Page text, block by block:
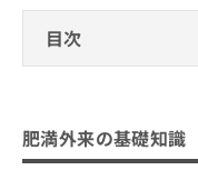
目次
肥満外来を検
肥満外来対応
いい？
肥満外来の基礎知識
相談
ので
ご了
拡
お
込
み
求
ち
ら